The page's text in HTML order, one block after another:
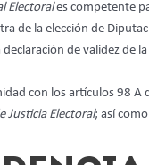
Electorales competente
de la elección de
de validez de
con los artículos 98 A
Justicia Electoral; así